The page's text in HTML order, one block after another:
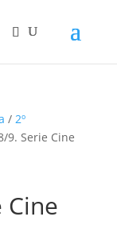
/ 2º
9. Serie Cine
Cine